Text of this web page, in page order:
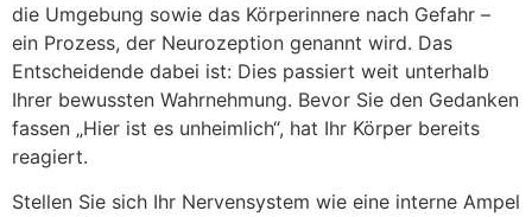
die Umgebung sowie das Körperinnere nach Gefahr –
ein Prozess, der Neurozeption genannt wird. Das
Entscheidende dabei ist: Dies passiert weit unterhalb
Ihrer bewussten Wahrnehmung. Bevor Sie den Gedanken
fassen „Hier ist es unheimlich“, hat Ihr Körper bereits
reagiert.
Stellen Sie sich Ihr Nervensystem wie eine interne Ampel